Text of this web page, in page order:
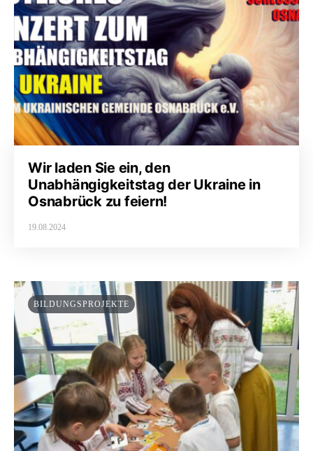
Wir laden Sie ein, den
Unabhängigkeitstag der Ukraine in
Osnabrück zu feiern!
19.08.2024
BILDUNGSPROJEKTE